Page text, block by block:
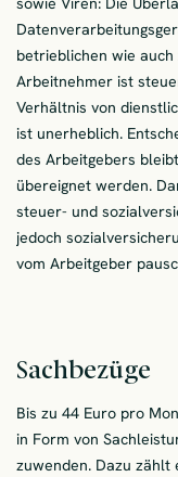
betrieblichen wie
Arbeitnehmer ist
Verhältnis von
ist unerheblich.
des Arbeitgebers
übereignet werden.
steuer- und
jedoch
vom Arbeitgeber
Sachbezüge
Bis zu 44 Euro pro
in Form von
zuwenden. Dazu zählt